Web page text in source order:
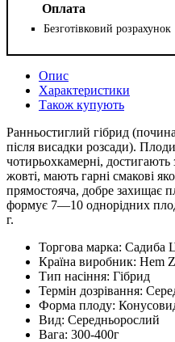
Оплата
Безготівковий розрахунок
Опис
Характеристики
Також купують
Ранньостиглий гібрид
після висадки розсади).
чотирьохкамерні,
жовті, мають гарні смакові
прямостояча, добре захищає
формує 7—10 однорідних
г.
Торгова марка: Садиба
Країна виробник: Hem
Тип насіння: Гібрид
Термін дозрівання:
Форма плоду:
Вид: Середньорослий
Вага: 300-400г